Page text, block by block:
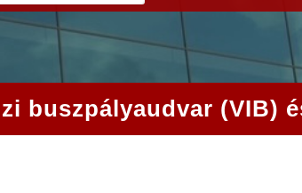
buszpályaudvar (VIB)